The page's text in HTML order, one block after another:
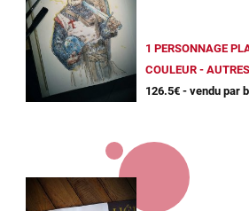
1 PERSONNAGE
COULEUR -
126.5€ - vendu par